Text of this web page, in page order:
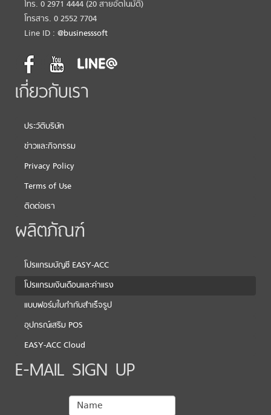
โทร. 0 2971 4444 (20 สายอัตโนมัติ)
โทรสาร. 0 2552 7704
Line ID : @businesssoft
เกี่ยวกับเรา
ประวัติบริษัท
ข่าวและกิจกรรม
Privacy Policy
Terms of Use
ติดต่อเรา
ผลิตภัณฑ์
โปรแกรมบัญชี EASY-ACC
โปรแกรมเงินเดือนและค่าแรง
แบบฟอร์มใบกำกับสำเร็จรูป
อุปกรณ์เสริม POS
EASY-ACC Cloud
E-MAIL SIGN UP